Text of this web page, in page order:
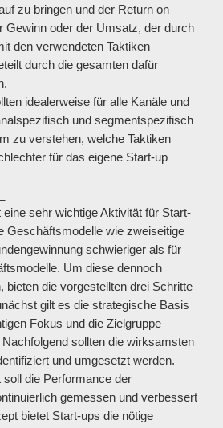
zu bringen und der Return on
Gewinn oder der Umsatz, der durch
den verwendeten Taktiken
durch die gesamten dafür
idealerweise für alle Kanäle und
und segmentspezifisch
zu verstehen, welche Taktiken
für das eigene Start-up
eine sehr wichtige Aktivität für Start-
Geschäftsmodelle wie zweiseitige
schwieriger als für
Um diese dennoch
bieten die vorgestellten drei Schritte
gilt es die strategische Basis
Fokus und die Zielgruppe
sollten die wirksamsten
und umgesetzt werden.
die Performance der
gemessen und verbessert
bietet Start-ups die nötige